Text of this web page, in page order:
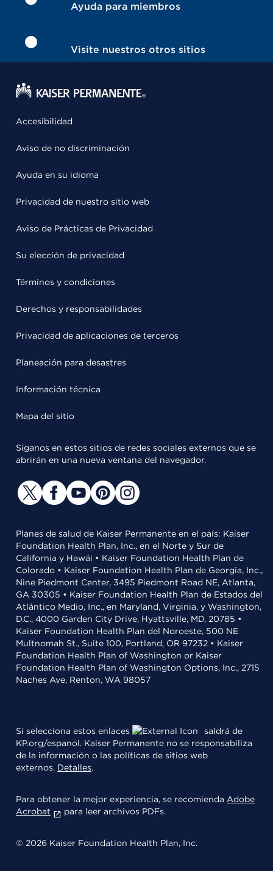
Ayuda para miembros
Visite nuestros otros sitios
Accesibilidad
Aviso de no discriminación
Ayuda en su idioma
Privacidad de nuestro sitio web
Aviso de Prácticas de Privacidad
Su elección de privacidad
Términos y condiciones
Derechos y responsabilidades
Privacidad de aplicaciones de terceros
Planeación para desastres
Información técnica
Mapa del sitio
Síganos en estos sitios de redes sociales externos que se
abrirán en una nueva ventana del navegador.
Planes de salud de Kaiser Permanente en el país: Kaiser
Foundation Health Plan, Inc., en el Norte y Sur de
California y Hawái • Kaiser Foundation Health Plan de
Colorado • Kaiser Foundation Health Plan de Georgia, Inc.,
Nine Piedmont Center, 3495 Piedmont Road NE, Atlanta,
GA 30305 • Kaiser Foundation Health Plan de Estados del
Atlántico Medio, Inc., en Maryland, Virginia, y Washington,
D.C., 4000 Garden City Drive, Hyattsville, MD, 20785 •
Kaiser Foundation Health Plan del Noroeste, 500 NE
Multnomah St., Suite 100, Portland, OR 97232 • Kaiser
Foundation Health Plan of Washington or Kaiser
Foundation Health Plan of Washington Options, Inc., 2715
Naches Ave, Renton, WA 98057
Si selecciona estos enlaces
saldrá de
KP.org/espanol. Kaiser Permanente no se responsabiliza
de la información o las políticas de sitios web
externos. Detalles.
Para obtener la mejor experiencia, se recomienda Adobe
Acrobat
para leer archivos PDFs.
© 2026 Kaiser Foundation Health Plan, Inc.